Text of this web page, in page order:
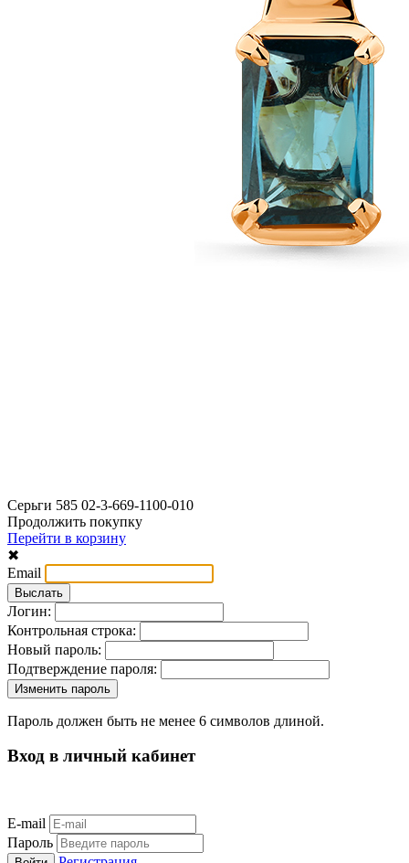
Серьги 585 02-3-669-1100-010
Продолжить покупку
Перейти в корзину
✖
Email
Логин:
Контрольная строка:
Новый пароль:
Подтверждение пароля:
Пароль должен быть не менее 6 символов длиной.
Вход в личный кабинет
E-mail
Пароль